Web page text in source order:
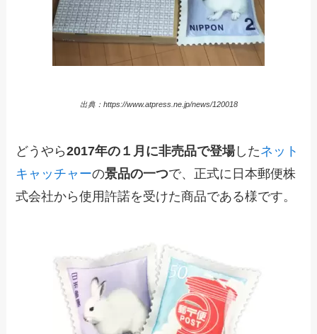
出典：https://www.atpress.ne.jp/news/120018
どうやら2017年の１月に非売品で登場したネット
キャッチャーの景品の一つで、正式に日本郵便株
式会社から使用許諾を受けた商品である様です。